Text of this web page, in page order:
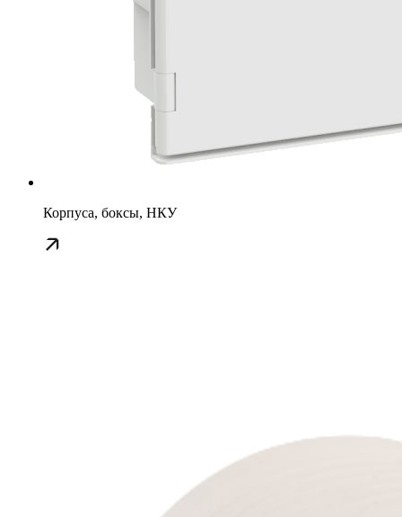
Корпуса, боксы, НКУ